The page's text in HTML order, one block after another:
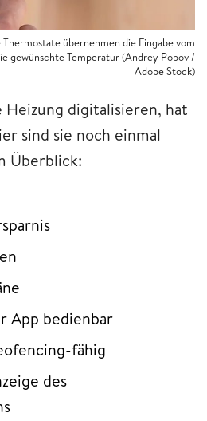
übernehmen die Eingabe vom
gewünschte Temperatur (Andrey Popov /
Adobe Stock)
Heizung digitalisieren, hat
sind sie noch einmal
Überblick:
App bedienbar
fähig
des